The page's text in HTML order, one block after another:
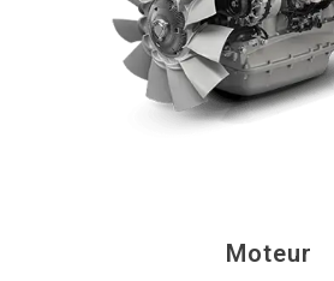
Moteur